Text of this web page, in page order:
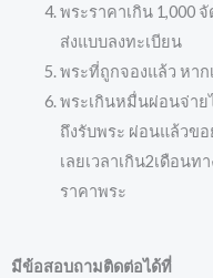
พระราคาเกิน 1,000
ส่งแบบลงทะเบียน
พระที่ถูกจองแล้ว หาก
พระเกินหมื่นผ่อนจ่าย
ถึงรับพระ ผ่อนแล้วข
เลยเวลาเกิน2เดือนท
ราคาพระ
มีข้อสอบถามติดต่อได้ที่